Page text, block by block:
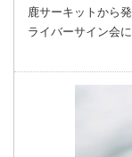
鹿サーキットから
ライバーサイン会